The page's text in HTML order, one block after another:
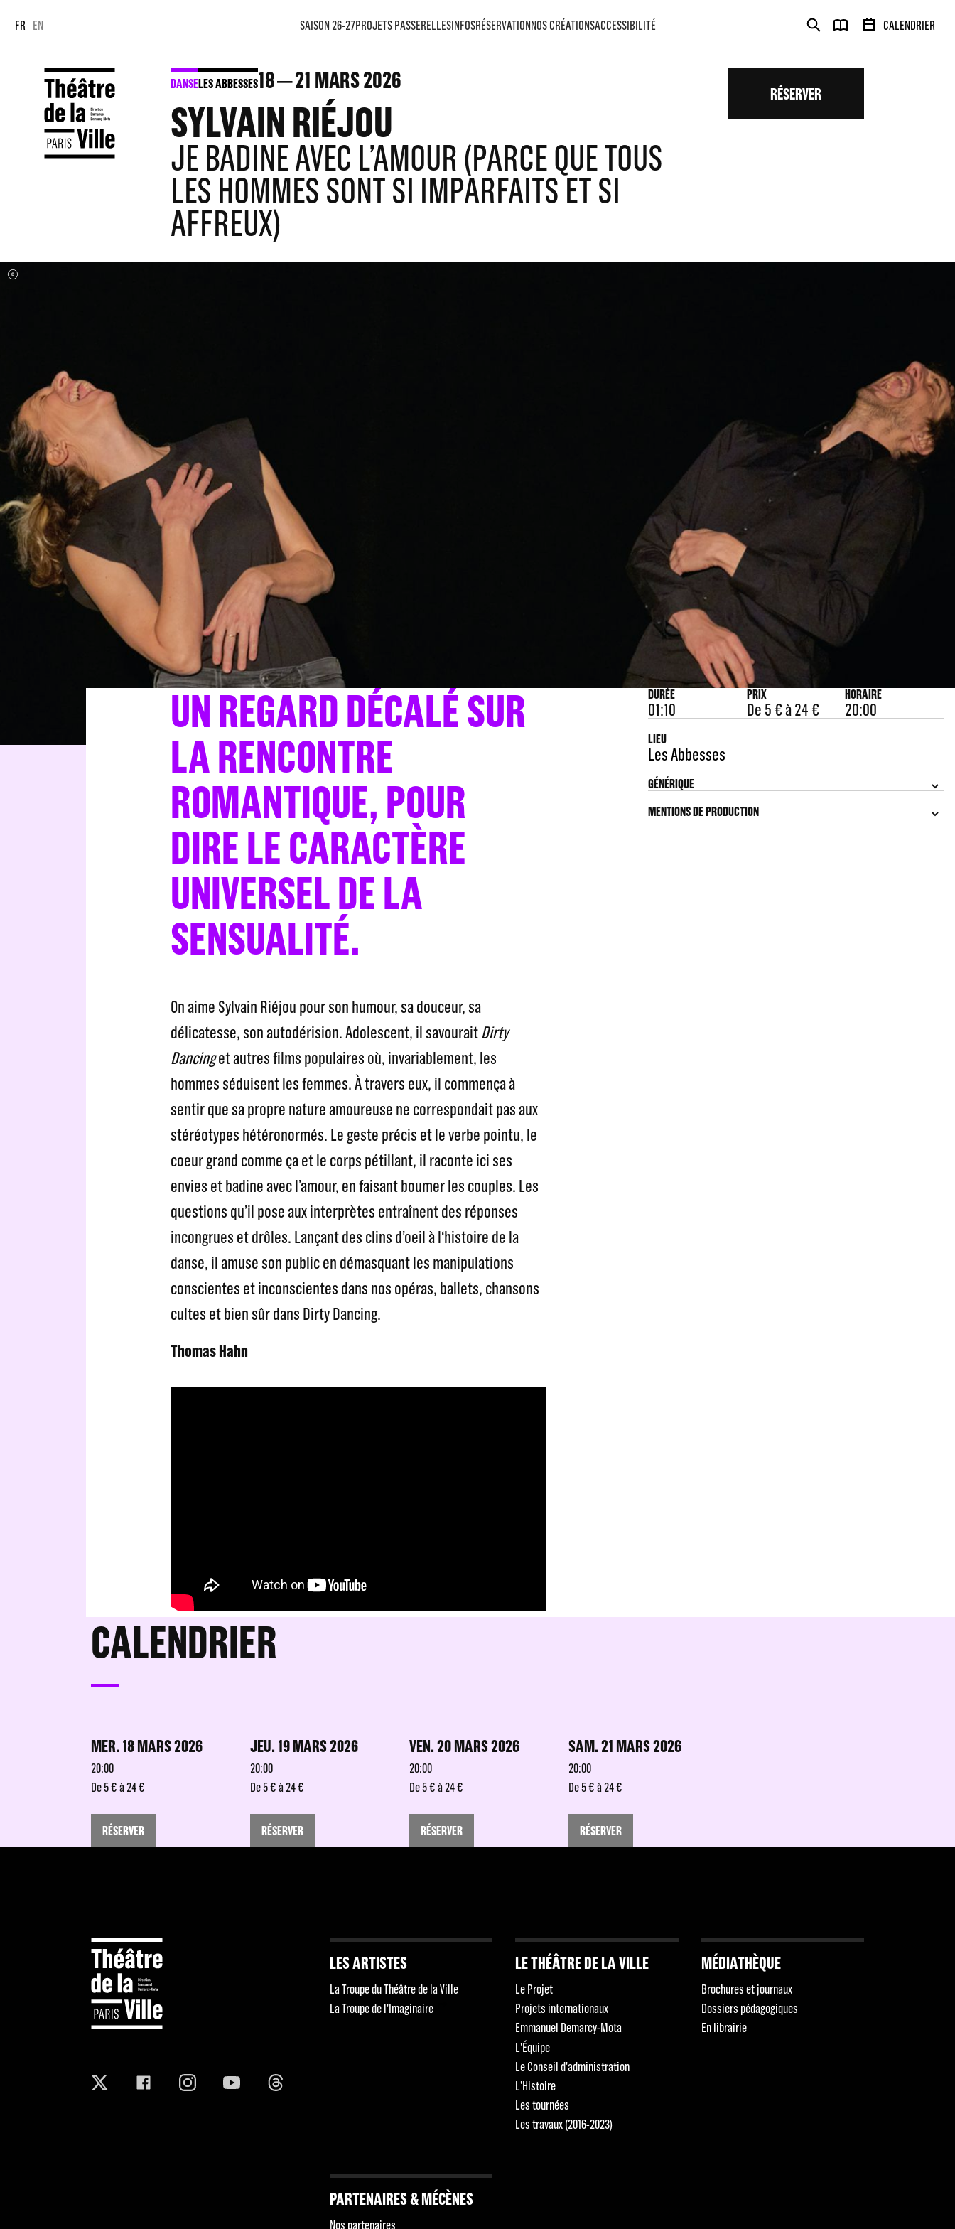
FR EN CALENDRIER
SAISON 26-27PROJETS PASSERELLESINFOSRÉSERVATIONNOS CRÉATIONSACCESSIBILITÉ
DANSELES ABBESSES18 21 MARS 2026
SYLVAIN RIÉJOU
JE BADINE AVEC L’AMOUR (PARCE QUE TOUS
LES HOMMES SONT SI IMPARFAITS ET SI
AFFREUX)
RÉSERVER
UN REGARD DÉCALÉ SUR
LA RENCONTRE
ROMANTIQUE, POUR
DIRE LE CARACTÈRE
UNIVERSEL DE LA
SENSUALITÉ.
On aime Sylvain Riéjou pour son humour, sa douceur, sa
délicatesse, son autodérision. Adolescent, il savouraitDirty
Dancinget autres films populaires où, invariablement, les
hommes séduisent les femmes. À travers eux, il commença à
sentir que sa propre nature amoureuse ne correspondait pas aux
stéréotypes hétéronormés. Le geste précis et le verbe pointu, le
coeur grand comme ça et le corps pétillant, il raconte ici ses
envies et badine avec l’amour, en faisant boumer les couples. Les
questions qu’il pose aux interprètes entraînent des réponses
incongrues et drôles. Lançant des clins d’oeil à l‘histoire de la
danse, il amuse son public en démasquant les manipulations
conscientes et inconscientes dans nos opéras, ballets, chansons
cultes et bien sûr dans Dirty Dancing.
Thomas Hahn
DURÉE
01:10
PRIX
De 5 € à 24 €
HORAIRE
20:00
LIEU
Les Abbesses
GÉNÉRIQUE
MENTIONS DE PRODUCTION
CALENDRIER
MER. 18 MARS 2026
20:00
De 5 € à 24 €
RÉSERVER
JEU. 19 MARS 2026
20:00
De 5 € à 24 €
RÉSERVER
VEN. 20 MARS 2026
20:00
De 5 € à 24 €
RÉSERVER
SAM. 21 MARS 2026
20:00
De 5 € à 24 €
RÉSERVER
LES ARTISTES
La Troupe du Théâtre de la Ville
La Troupe de l'Imaginaire
LE THÉÂTRE DE LA VILLE
Le Projet
Projets internationaux
Emmanuel Demarcy-Mota
L'Équipe
Le Conseil d'administration
L'Histoire
Les tournées
Les travaux (2016-2023)
MÉDIATHÈQUE
Brochures et journaux
Dossiers pédagogiques
En librairie
PARTENAIRES & MÉCÈNES
Nos partenaires